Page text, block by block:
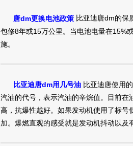
10542698
购车时间：2018年8月
雪丽奥
唐DM2018款
裸车提车价：25.99万
唐dm更换电池政策 比亚迪唐dm的保
包修8年或15万公里。当电池电量在15%
施。
比亚迪唐dm用几号油 比亚迪唐使用
汽油的代号，表示汽油的辛烷值。目前
高，抗爆性越好。如果发动机使用了标
加。爆燃直观的感受就是发动机抖动以